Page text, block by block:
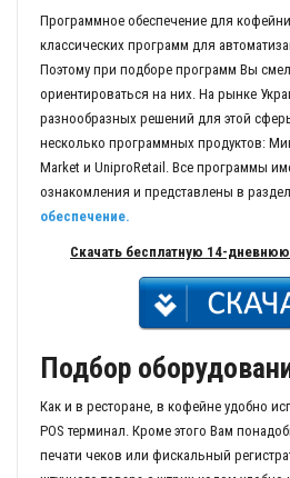
Программное обеспечение для кофейни
классических программ для
Поэтому при подборе программ Вы
ориентироваться на них. На рынке
разнообразных решений для этой
несколько программных продуктов:
Market и UniproRetail. Все программы
ознакомления и представлены в
обеспечение.
Скачать бесплатную 14-
Подбор
Как и в ресторане, в кофейне удобно
POS терминал. Кроме этого Вам
печати чеков или фискальный